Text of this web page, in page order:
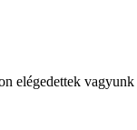
elégedettek vagyunk